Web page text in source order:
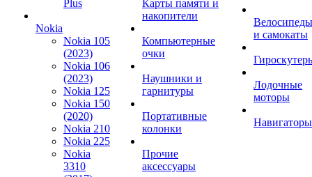
Plus
Nokia
Nokia 105
(2023)
Nokia 106
(2023)
Nokia 125
Nokia 150
(2020)
Nokia 210
Nokia 225
Nokia
3310
Карты памяти и
накопители
Компьютерные
очки
Наушники и
гарнитуры
Портативные
колонки
Прочие
аксессуары
Велосипеды
и самокаты
Лодочные
моторы
Навигаторы